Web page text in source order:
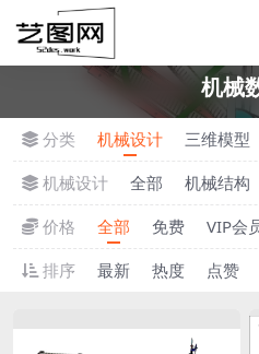
机械
分类 机械设计 三维模型
机械设计
全部 机械结构
价格
全部 免费 VIP会
排序
最新 热度 点赞